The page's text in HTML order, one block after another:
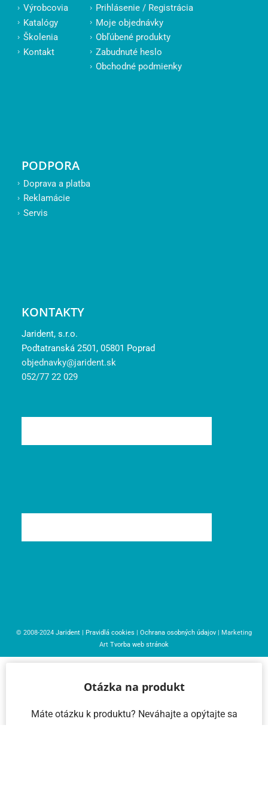
Výrobcovia
Katalógy
Školenia
Kontakt
Prihlásenie / Registrácia
Moje objednávky
Obľúbené produkty
Zabudnuté heslo
Obchodné podmienky
PODPORA
Doprava a platba
Reklamácie
Servis
KONTAKTY
Jarident, s.r.o.
Podtatranská 2501, 05801 Poprad
objednavky@jarident.sk
052/77 22 029
© 2008-2024 Jarident | Pravidlá cookies | Ochrana osobných údajov | Marketing
Art Tvorba web stránok
Otázka na produkt
Máte otázku k produktu? Neváhajte a opýtajte sa